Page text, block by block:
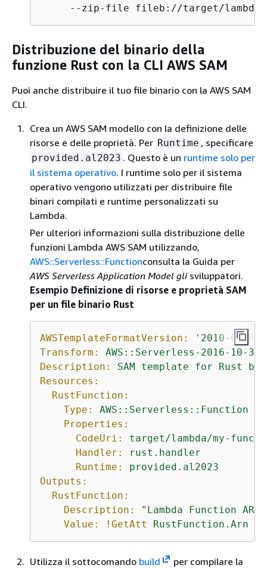
--zip-file fileb://target/
Distribuzione del binario della
funzione Rust con la CLI AWS SAM
Puoi anche distribuire il tuo file binario con la AWS SAM
CLI.
Crea un AWS SAM modello con la definizione delle
risorse e delle proprietà. Per Runtime , specificare
provided.al2023 . Questo è un runtime solo per
il sistema operativo. I runtime solo per il sistema
operativo vengono utilizzati per distribuire file
binari compilati e runtime personalizzati su
Lambda.
Per ulteriori informazioni sulla distribuzione delle
funzioni Lambda AWS SAM utilizzando,
AWS::Serverless::Functionconsulta la Guida per
AWS Serverless Application Model glisviluppatori.
Esempio Definizione di risorse e proprietà SAM
per un file binario Rust
AWSTemplateFormatVersion:
'2010-09-09'
Transform:
AWS::Serverless-2016-10-31
Description:
SAM template for Rust
Resources:
RustFunction:
Type:
AWS::Serverless::Function
Properties:
CodeUri:
target/lambda/my-
Handler:
rust.handler
Runtime:
provided.al2023
Outputs:
RustFunction:
Description:
"Lambda Function ARN"
Value:
!GetAtt RustFunction.Arn
Utilizza il sottocomando build
per compilare la